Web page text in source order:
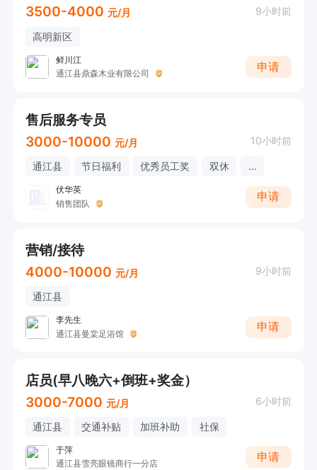
3500-4000 元/月 9小时前
高明新区
鲜川江
通江县鼎森木业有限公司
申请
售后服务专员
3000-10000 元/月 10小时前
通江县 节日福利 优秀员工奖 双休 ...
伏华英
销售团队
申请
营销/接待
4000-10000 元/月 9小时前
通江县
李先生
通江县曼棠足浴馆
申请
店员(早八晚六+倒班+奖金）
3000-7000 元/月 6小时前
通江县 交通补贴 加班补助 社保
于萍
通江县雪亮眼镜商行一分店
申请